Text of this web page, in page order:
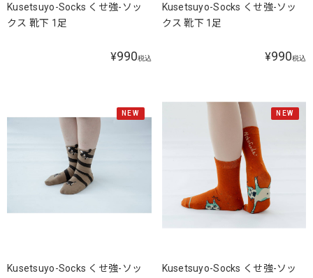
Kusetsuyo-Socks くせ強-ソッ
クス 靴下 1足
¥990税込
Kusetsuyo-Socks くせ強-ソッ
クス 靴下 1足
¥990税込
NEW
Kusetsuyo-Socks くせ強-ソッ
NEW
Kusetsuyo-Socks くせ強-ソッ